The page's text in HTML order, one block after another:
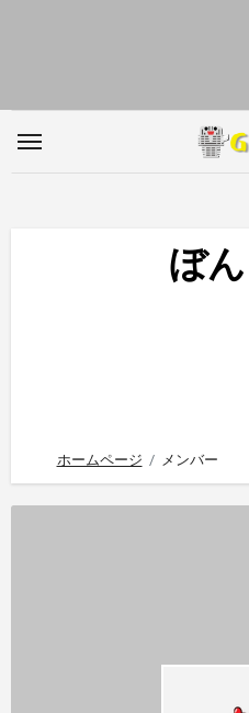
ス
ぼ
ホームページ メンバー